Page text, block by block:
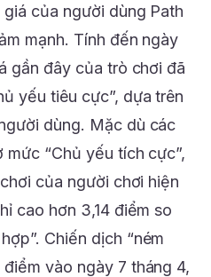
của người dùng Path
mạnh. Tính đến ngày
gần đây của trò chơi đã
yếu tiêu cực”, dựa trên
dùng. Mặc dù các
“Chủ yếu tích cực”,
của người chơi hiện
cao hơn 3,14 điểm so
Chiến dịch “ném
vào ngày 7 tháng 4,